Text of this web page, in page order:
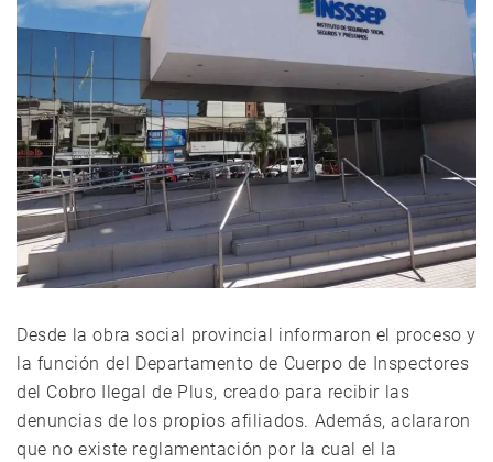
Desde la obra social provincial informaron el proceso y
la función del Departamento de Cuerpo de Inspectores
del Cobro Ilegal de Plus, creado para recibir las
denuncias de los propios afiliados. Además, aclararon
que no existe reglamentación por la cual el la